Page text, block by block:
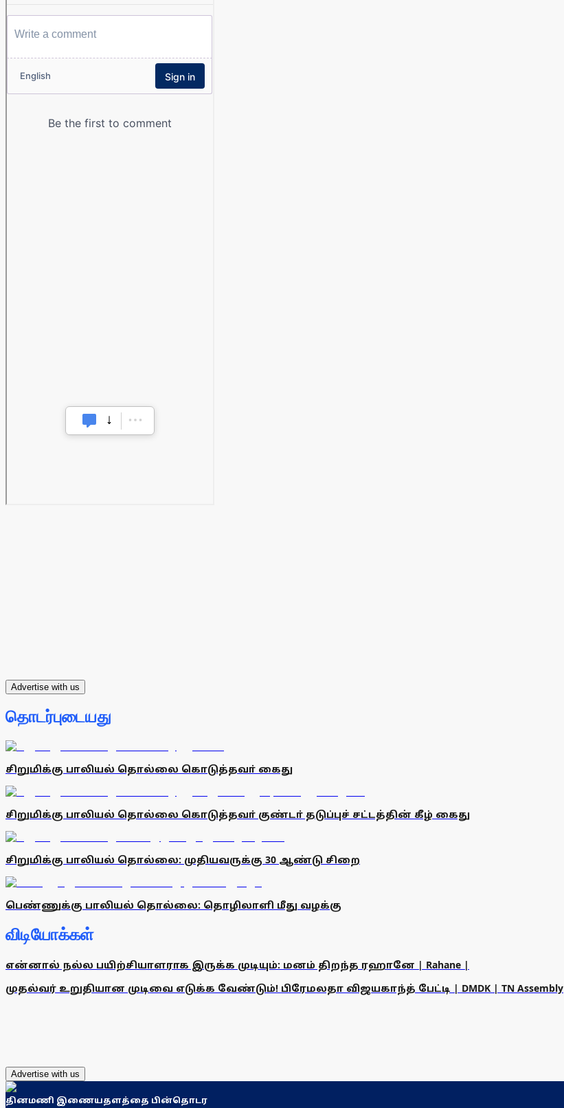
Advertise with us
தொடர்புடையது
சிறுமிக்கு பாலியல் தொல்லை கொடுத்தவா் கைது
சிறுமிக்கு பாலியல் தொல்லை கொடுத்தவா் குண்டா் தடுப்புச் சட்டத்தின் கீழ் கைது
சிறுமிக்கு பாலியல் தொல்லை: முதியவருக்கு 30 ஆண்டு சிறை
பெண்ணுக்கு பாலியல் தொல்லை: தொழிலாளி மீது வழக்கு
விடியோக்கள்
என்னால் நல்ல பயிற்சியாளராக இருக்க முடியும்: மனம் திறந்த ரஹானே | Rahane |
முதல்வர் உறுதியான முடிவை எடுக்க வேண்டும்! பிரேமலதா விஜயகாந்த் பேட்டி | DMDK | TN Assembly
Advertise with us
தினமணி இணையதளத்தை பின்தொடர